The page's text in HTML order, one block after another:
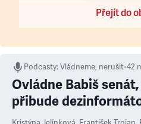
Přejít do
Podcasty:Vládneme, nerušit•42
Ovládne Babiš
přibude